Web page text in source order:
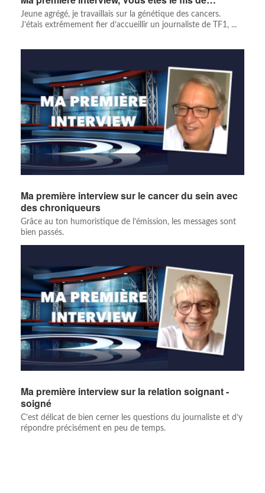
Jeune agrégé, je travaillais sur la génétique des cancers.
J’étais extrêmement fier d’accueillir un journaliste de TF1, ...
Ma première interview sur le cancer du sein avec
des chroniqueurs
Grâce au ton humoristique de l’émission, les messages sont
bien passés.
Ma première interview sur la relation soignant -
soigné
C’est délicat de bien cerner les questions du journaliste et d’y
répondre précisément en peu de temps.